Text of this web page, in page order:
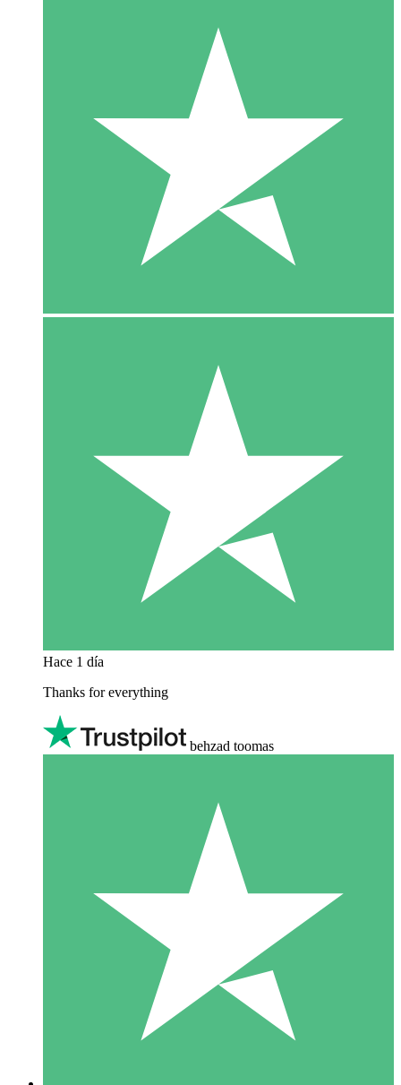
Hace 1 día
Thanks for everything
behzad toomas